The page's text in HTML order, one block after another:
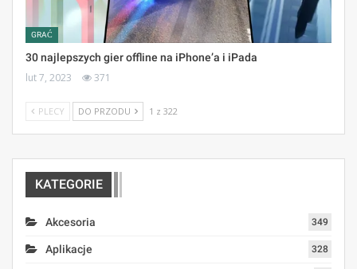
GRAĆ
30 najlepszych gier offline na iPhone’a i iPada
lut 7, 2023 371
PLECY DO PRZODU 1 z 322
KATEGORIE
Akcesoria 349
Aplikacje 328